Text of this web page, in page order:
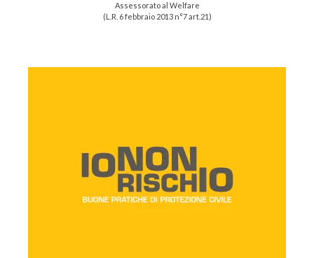
Assessorato al Welfare
(L.R. 6 febbraio 2013 n°7 art.21)